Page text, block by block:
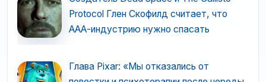
Protocol Глен Скофилд считает, что
ААА-индустрию нужно спасать
Глава Pixar: «Мы отказались от